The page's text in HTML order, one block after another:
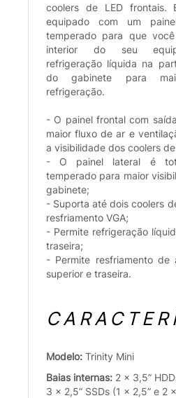
coolers de LED frontais.
equipado com um
temperado para que
interior do seu
refrigeração líquida na
do gabinete para
refrigeração.
- O painel frontal com
maior fluxo de ar e
a visibilidade dos coolers de
- O painel lateral é
temperado para maior
gabinete;
- Suporta até dois coolers
resfriamento VGA;
- Permite refrigeração
traseira;
- Permite resfriamento
superior e traseira.
Modelo: Trinity Mini
Baias internas: 2 x 3,5”
3 x 2,5” SSDs (1 x 2,5” e 2